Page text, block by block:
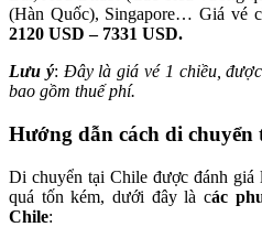
(Hàn Quốc), Singapore… Giá vé
2120 USD – 7331 USD.
Lưu ý: Đây là giá vé 1 chiều,
bao gồm thuế phí.
Hướng dẫn cách di chuyển
Di chuyển tại Chile được đánh giá
quá tốn kém, dưới đây là các
Chile: